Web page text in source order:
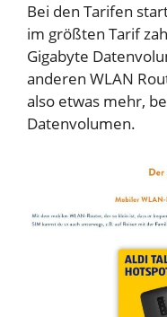
Bei den Tarifen
im größten Tarif
Gigabyte
anderen WLAN
also etwas mehr,
Datenvolumen.